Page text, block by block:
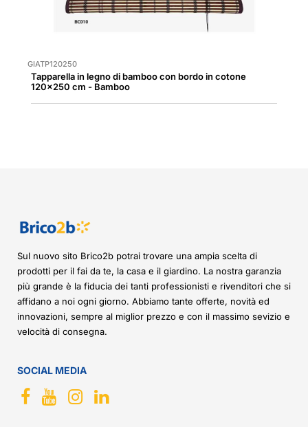
GIATP120250
Tapparella in legno di bamboo con bordo in cotone
120x250 cm - Bamboo
Sul nuovo sito Brico2b potrai trovare una ampia scelta di
prodotti per il fai da te, la casa e il giardino. La nostra garanzia
più grande è la fiducia dei tanti professionisti e rivenditori che si
affidano a noi ogni giorno. Abbiamo tante offerte, novità ed
innovazioni, sempre al miglior prezzo e con il massimo sevizio e
velocità di consegna.
SOCIAL MEDIA